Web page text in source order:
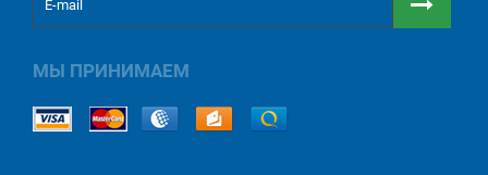
МЫ ПРИНИМАЕМ